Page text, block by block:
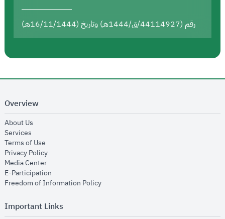
رقم (44114927/ق/1444هـ) وتاريخ (16/11/1444هـ)
Overview
About Us
Services
Terms of Use
Privacy Policyopens in new window
Media Centeropens in new window
E-Participation
Freedom of Information Policyopens in new window
Important Links